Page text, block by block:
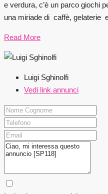
e verdura, c’è un parco giochi
una miriade di caffè, gelaterie
Read More
Luigi Sghinolfi
Vedi link annunci